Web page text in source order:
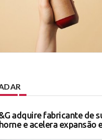
adquire fabricante de
e acelera expansão